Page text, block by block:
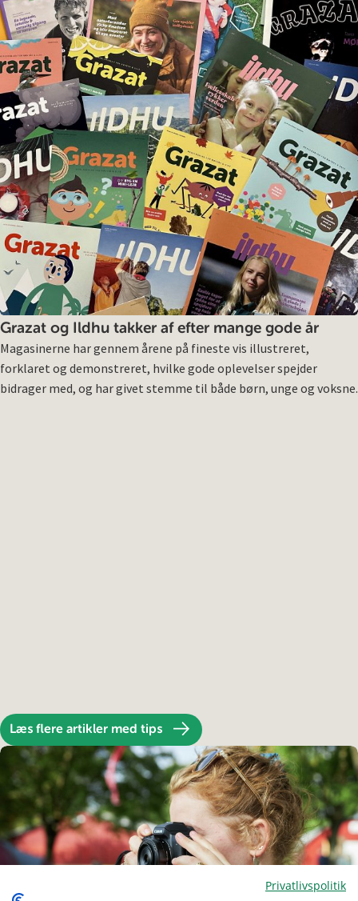
Grazat og Ildhu takker af efter mange gode år
Magasinerne har gennem årene på fineste vis illustreret,
forklaret og demonstreret, hvilke gode oplevelser spejder
bidrager med, og har givet stemme til både børn, unge og voksne.
Læs flere artikler med tips
Privatlivspolitik